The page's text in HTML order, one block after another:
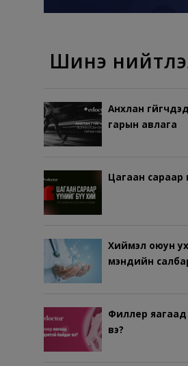
Шинэ
Анхлан
гарын авлага
Цагаан сараар
Хиймэл оюун
мэндийн
Филлер
вэ?